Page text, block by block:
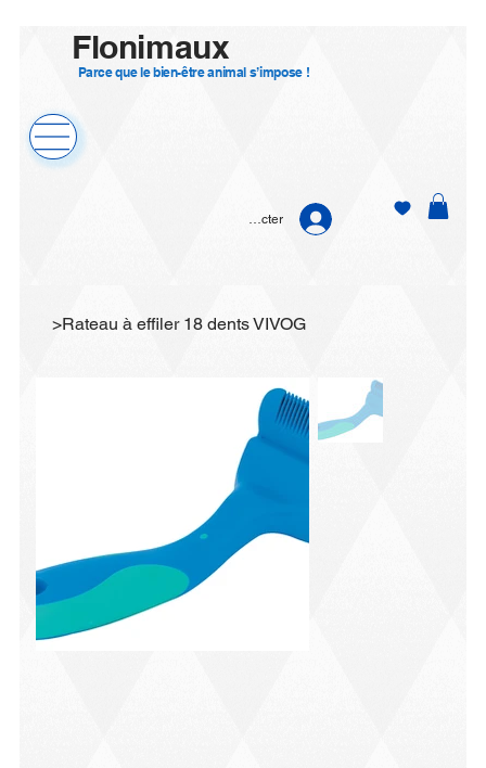
Flonimaux
Parce que le bien-être animal s’impose !
Se connecter
>Rateau à effiler 18 dents VIVOG